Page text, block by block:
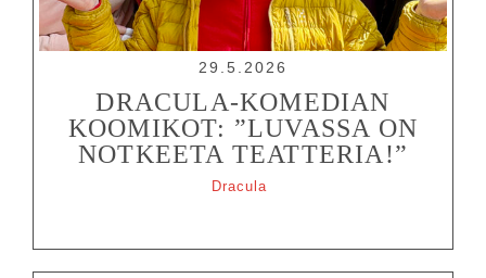
29.5.2026
DRACULA-KOMEDIAN
KOOMIKOT: ”LUVASSA ON
NOTKEETA TEATTERIA!”
Dracula